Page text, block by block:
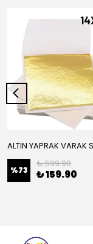
%73
₺ 599.90
₺ 159.90